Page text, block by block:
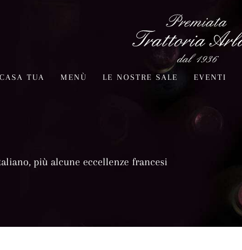
TUA MENÙ LE NOSTRE SALE EVENTI
più alcune eccellenze francesi